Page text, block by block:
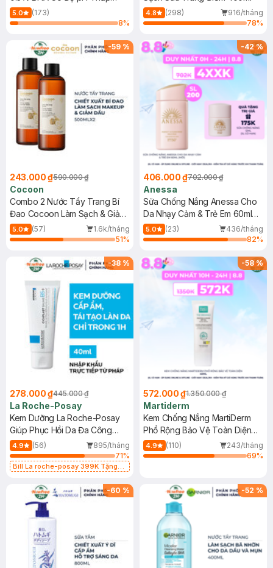
150ml
5.0
(173)
8%
4.8 (298)
916/tháng
78%
-59 %
243.000 ₫590.000 ₫
Cocoon
Combo 2 Nước Tẩy Trang Bí
Đao Cocoon Làm Sạch & Giảm
Dầu 500ml
5.0 (57)
1.6k/tháng
51%
-42%
406.000 ₫702.000 ₫
Anessa
Sữa Chống Nắng Anessa Cho
Da Nhạy Cảm & Trẻ Em 60ml
(Mới)
5.0 (23)
436/tháng
82%
-38 %
278.000 ₫445.000 ₫
La Roche-Posay
Kem Dưỡng La Roche-Posay
Giúp Phục Hồi Da Đa Công
Dụng 40ml
4.9 (56)
895/tháng
71%
Bill La roche-posay 399K Tặng
(SL có hạn)
-58%
572.000 ₫1.350.000 ₫
Martiderm
Kem Chống Nắng MartiDerm
Phổ Rộng Bảo Vệ Toàn Diện
40ml
4.9 (110)
243/tháng
69%
-60 % -52 %